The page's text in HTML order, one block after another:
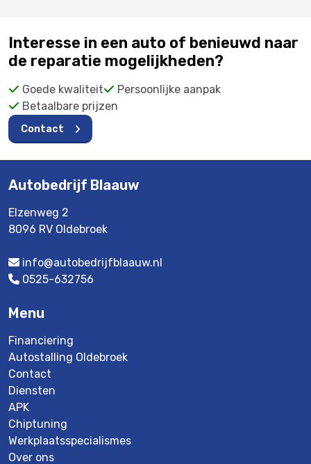
Interesse in een auto of benieuwd naar
de reparatie mogelijkheden?
Goede kwaliteit
Persoonlijke aanpak
Betaalbare prijzen
Contact
Autobedrijf Blaauw
Elzenweg 2
8096 RV Oldebroek
info@autobedrijfblaauw.nl
0525-632756
Menu
Financiering
Autostalling Oldebroek
Contact
Diensten
APK
Chiptuning
Werkplaatsspecialismes
Over ons